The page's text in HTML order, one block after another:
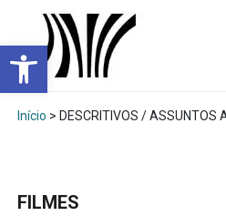
Abrir a barra de
Início > DESCRITIVOS / ASSUNTOS
FILMES